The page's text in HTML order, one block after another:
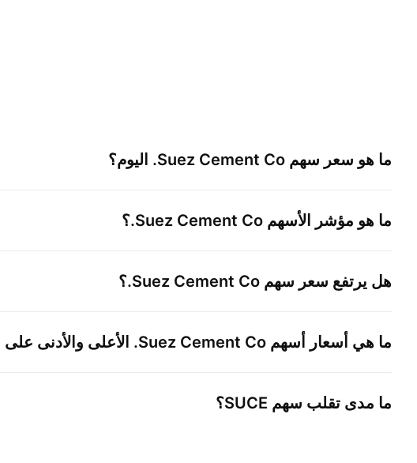
ما هو سعر سهم Suez Cement Co. اليوم؟
ما هو مؤشر الأسهم Suez Cement Co. ؟
هل يرتفع سعر سهم Suez Cement Co. ؟
ما هي أسعار أسهم Suez Cement Co. الأعلى والأدنى على
ما مدى تقلب سهم SUCE؟